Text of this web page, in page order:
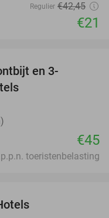
Regulier €42,45
€21
en 3-
€45
toeristenbelasting